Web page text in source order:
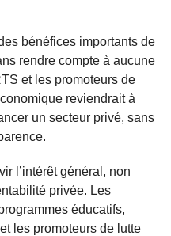
bénéfices importants de
rendre compte à aucune
et les promoteurs de
reviendrait à
un secteur privé, sans
l’intérêt général, non
privée. Les
éducatifs,
les promoteurs de lutte